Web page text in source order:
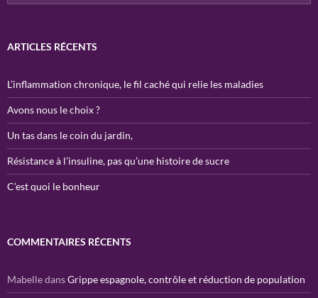
ARTICLES RÉCENTS
L’inflammation chronique, le fil caché qui relie les maladies
Avons nous le choix ?
Un tas dans le coin du jardin,
Résistance à l’insuline, pas qu’une histoire de sucre
C’est quoi le bonheur
COMMENTAIRES RÉCENTS
MabelledansGrippe espagnole, contrôle et réduction de population